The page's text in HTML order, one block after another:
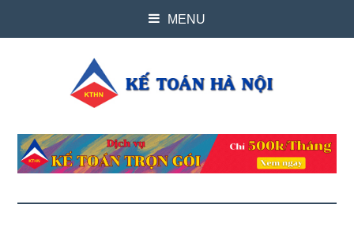
MENU